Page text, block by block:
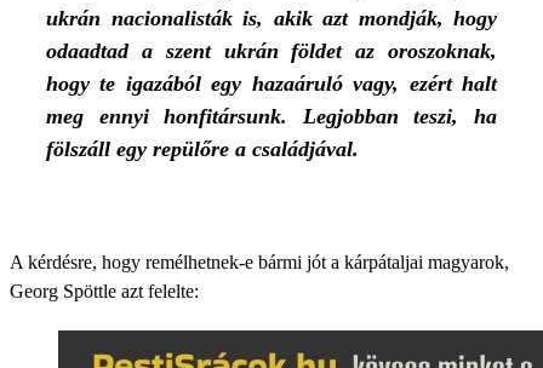
ukrán nacionalisták is, akik azt mondják, hogy
odaadtad a szent ukrán földet az oroszoknak,
hogy te igazából egy hazaáruló vagy, ezért halt
meg ennyi honfitársunk. Legjobban teszi, ha
fölszáll egy repülőre a családjával.
A kérdésre, hogy remélhetnek-e bármi jót a kárpátaljai magyarok,
Georg Spöttle azt felelte: